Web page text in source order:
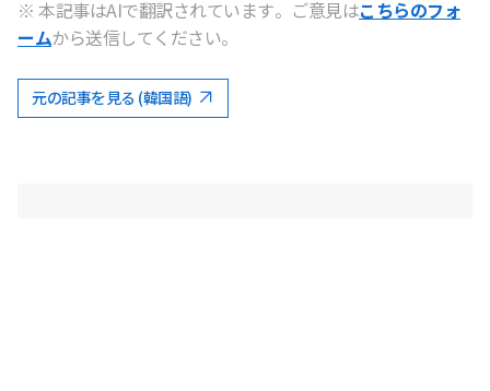
※ 本記事はAIで翻訳されています。ご意見はこちらのフォ
ームから送信してください。
元の記事を見る (韓国語)